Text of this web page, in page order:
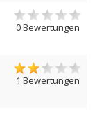
0 Bewertungen
1 Bewertungen